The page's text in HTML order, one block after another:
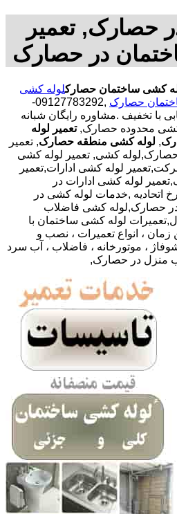
حصارک, تعمیر
در حصارک
کشی ساختمان حصارکلوله کشی
حصارک
,09127783292-
افراسیابی با تخفیف .مشاوره رایگان شبانه
محدوده حصارک,تعمیر لوله
, لوله کشی منطقه حصارک, تعمیر
کشی, تعمیر لوله کشی
لوله کشی ادارات,تعمیر
لوله کشی ادارات در
اتحادیه ,خدمات لوله کشی در
حصارک,لوله کشی فاضلاب
لوله کشی ساختمان با
زمان ، انواع تعمیرات ، نصب و
، موتورخانه ، فاضلاب ، آب سرد
منزل در حصارک,